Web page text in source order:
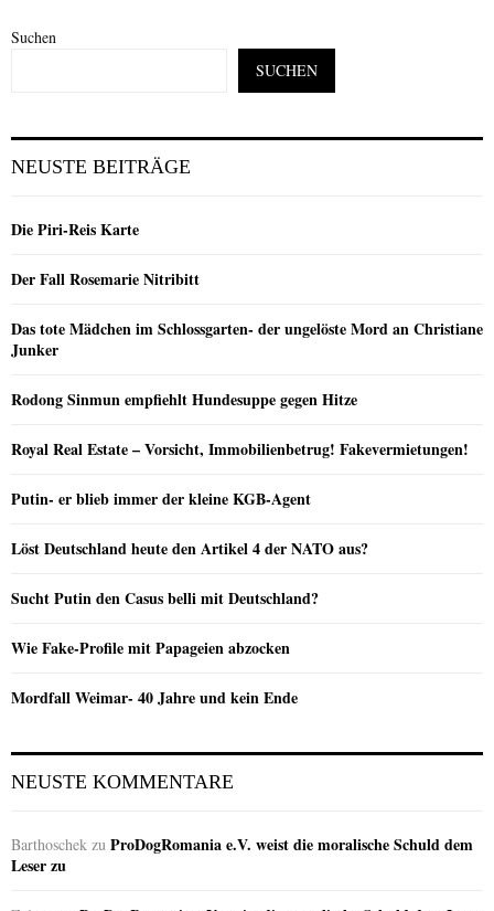
Suchen
SUCHEN
NEUSTE BEITRÄGE
Die Piri-Reis Karte
Der Fall Rosemarie Nitribitt
Das tote Mädchen im Schlossgarten- der ungelöste Mord an Christiane
Junker
Rodong Sinmun empfiehlt Hundesuppe gegen Hitze
Royal Real Estate – Vorsicht, Immobilienbetrug! Fakevermietungen!
Putin- er blieb immer der kleine KGB-Agent
Löst Deutschland heute den Artikel 4 der NATO aus?
Sucht Putin den Casus belli mit Deutschland?
Wie Fake-Profile mit Papageien abzocken
Mordfall Weimar- 40 Jahre und kein Ende
NEUSTE KOMMENTARE
Barthoschek zu ProDogRomania e.V. weist die moralische Schuld dem
Leser zu